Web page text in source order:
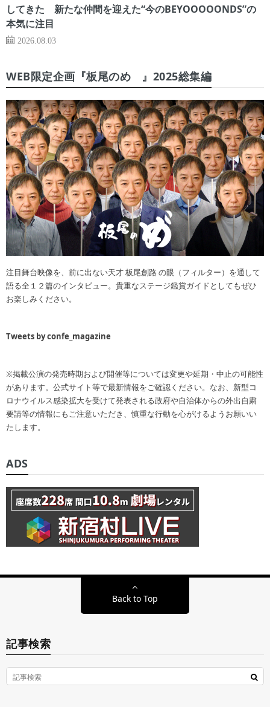
してきた 新たな仲間を迎えた“今のBEYOOOOONDS”の
本気に注目
2026.08.03
WEB限定企画『板尾のめ゙』2025総集編
注目舞台映像を、前に出ない天才 板尾創路 の眼（フィルター）を通して
語る全１２篇のインタビュー。貴重なステージ鑑賞ガイドとしてもぜひ
お楽しみください。
Tweets by confe_magazine
※掲載公演の発売時期および開催等については変更や延期・中止の可能性
があります。公式サイト等で最新情報をご確認ください。なお、新型コ
ロナウイルス感染拡大を受けて発表される政府や自治体からの外出自粛
要請等の情報にもご注意いただき、慎重な行動を心がけるようお願いい
たします。
ADS
Back to Top
記事検索